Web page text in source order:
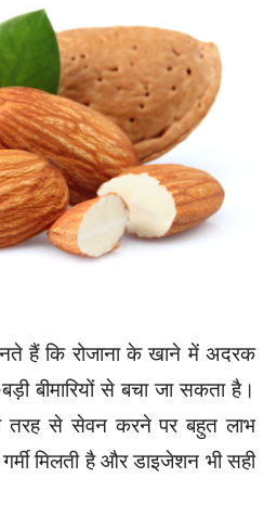
हैं कि रोजाना के खाने में अदरक
बीमारियों से बचा जा सकता है।
तरह से सेवन करने पर बहुत लाभ
मिलती है और डाइजेशन भी सही